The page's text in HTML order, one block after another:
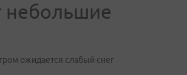
небольшие
ожидается слабый снег